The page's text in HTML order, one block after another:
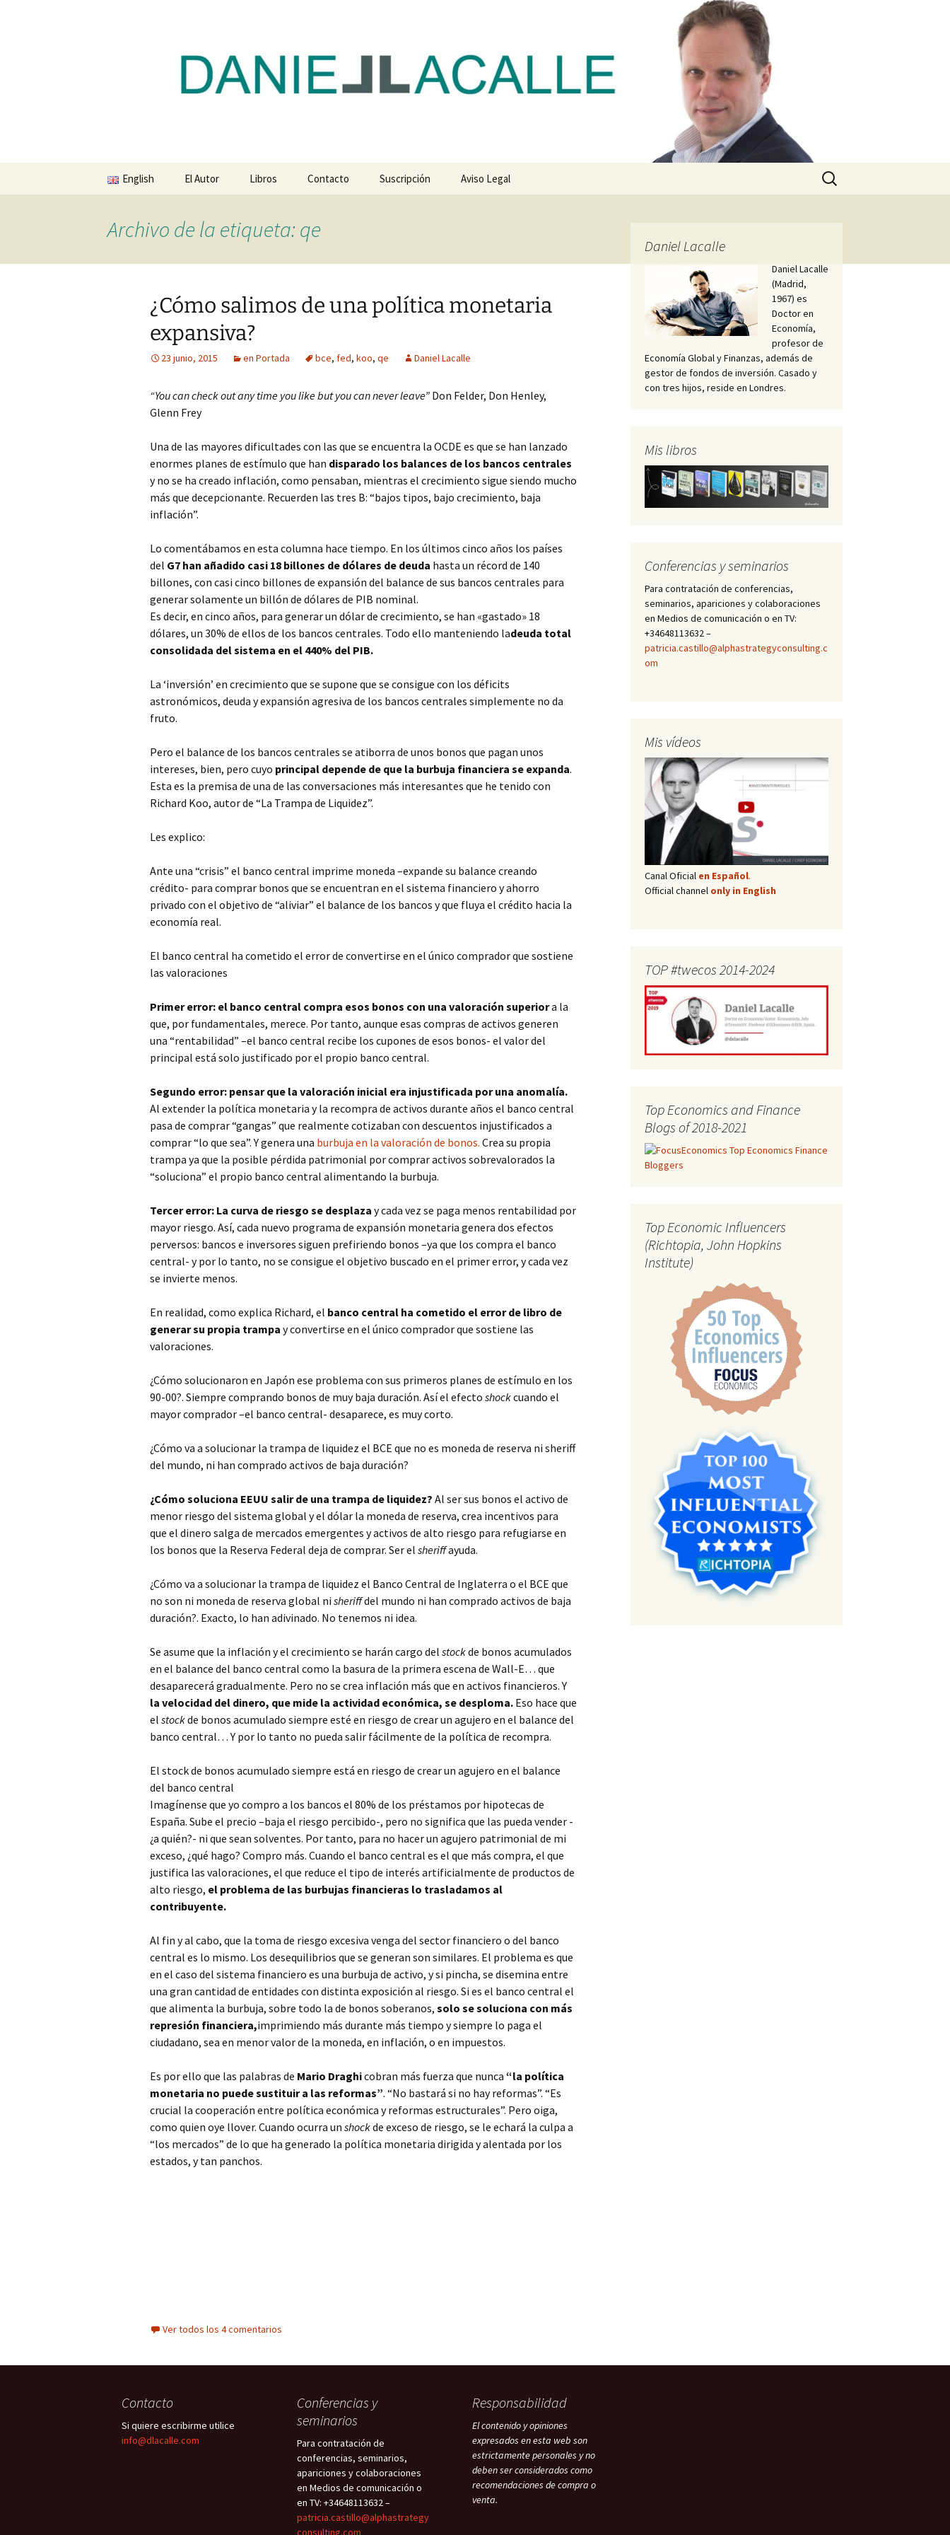
dlacalle.com
English El Autor Libros Contacto Suscripción Aviso Legal
Buscar:
Archivo de la etiqueta: qe
¿Cómo salimos de una política monetaria
expansiva?
23 junio, 2015 en Portada bce, fed, koo, qe Daniel Lacalle
“You can check out any time you like but you can never leave” Don Felder, Don Henley,
Glenn Frey
Una de las mayores dificultades con las que se encuentra la OCDE es que se han lanzado
enormes planes de estímulo que han disparado los balances de los bancos centrales
y no se ha creado inflación, como pensaban, mientras el crecimiento sigue siendo mucho
más que decepcionante. Recuerden las tres B: “bajos tipos, bajo crecimiento, baja
inflación”.
Lo comentábamos en esta columna hace tiempo. En los últimos cinco años los países
del G7 han añadido casi 18 billones de dólares de deuda hasta un récord de 140
billones, con casi cinco billones de expansión del balance de sus bancos centrales para
generar solamente un billón de dólares de PIB nominal.
Es decir, en cinco años, para generar un dólar de crecimiento, se han «gastado» 18
dólares, un 30% de ellos de los bancos centrales. Todo ello manteniendo ladeuda total
consolidada del sistema en el 440% del PIB.
La ‘inversión’ en crecimiento que se supone que se consigue con los déficits
astronómicos, deuda y expansión agresiva de los bancos centrales simplemente no da
fruto.
Pero el balance de los bancos centrales se atiborra de unos bonos que pagan unos
intereses, bien, pero cuyo principal depende de que la burbuja financiera se expanda.
Esta es la premisa de una de las conversaciones más interesantes que he tenido con
Richard Koo, autor de “La Trampa de Liquidez”.
Les explico:
Ante una “crisis” el banco central imprime moneda –expande su balance creando
crédito- para comprar bonos que se encuentran en el sistema financiero y ahorro
privado con el objetivo de “aliviar” el balance de los bancos y que fluya el crédito hacia la
economía real.
El banco central ha cometido el error de convertirse en el único comprador que sostiene
las valoraciones
Primer error: el banco central compra esos bonos con una valoración superiora la
que, por fundamentales, merece. Por tanto, aunque esas compras de activos generen
una “rentabilidad” –el banco central recibe los cupones de esos bonos- el valor del
principal está solo justificado por el propio banco central.
Segundo error: pensar que la valoración inicial era injustificada por una anomalía.
Al extender la política monetaria y la recompra de activos durante años el banco central
pasa de comprar “gangas” que realmente cotizaban con descuentos injustificados a
comprar “lo que sea”. Y genera una burbuja en la valoración de bonos. Crea su propia
trampa ya que la posible pérdida patrimonial por comprar activos sobrevalorados la
“soluciona” el propio banco central alimentando la burbuja.
Tercer error: La curva de riesgo se desplaza y cada vez se paga menos rentabilidad por
mayor riesgo. Así, cada nuevo programa de expansión monetaria genera dos efectos
perversos: bancos e inversores siguen prefiriendo bonos –ya que los compra el banco
central- y por lo tanto, no se consigue el objetivo buscado en el primer error, y cada vez
se invierte menos.
En realidad, como explica Richard, el banco central ha cometido el error de libro de
generar su propia trampa y convertirse en el único comprador que sostiene las
valoraciones.
¿Cómo solucionaron en Japón ese problema con sus primeros planes de estímulo en los
90-00?. Siempre comprando bonos de muy baja duración. Así el efecto shockcuando el
mayor comprador –el banco central- desaparece, es muy corto.
¿Cómo va a solucionar la trampa de liquidez el BCE que no es moneda de reserva ni sheriff
del mundo, ni han comprado activos de baja duración?
¿Cómo soluciona EEUU salir de una trampa de liquidez? Al ser sus bonos el activo de
menor riesgo del sistema global y el dólar la moneda de reserva, crea incentivos para
que el dinero salga de mercados emergentes y activos de alto riesgo para refugiarse en
los bonos que la Reserva Federal deja de comprar. Ser el sheriffayuda.
¿Cómo va a solucionar la trampa de liquidez el Banco Central de Inglaterra o el BCE que
no son ni moneda de reserva global ni sheriffdel mundo ni han comprado activos de baja
duración?. Exacto, lo han adivinado. No tenemos ni idea.
Se asume que la inflación y el crecimiento se harán cargo del stockde bonos acumulados
en el balance del banco central como la basura de la primera escena de Wall-E… que
desaparecerá gradualmente. Pero no se crea inflación más que en activos financieros. Y
la velocidad del dinero, que mide la actividad económica, se desploma. Eso hace que
el stockde bonos acumulado siempre esté en riesgo de crear un agujero en el balance del
banco central… Y por lo tanto no pueda salir fácilmente de la política de recompra.
El stock de bonos acumulado siempre está en riesgo de crear un agujero en el balance
del banco central
Imagínense que yo compro a los bancos el 80% de los préstamos por hipotecas de
España. Sube el precio –baja el riesgo percibido-, pero no significa que las pueda vender -
¿a quién?- ni que sean solventes. Por tanto, para no hacer un agujero patrimonial de mi
exceso, ¿qué hago? Compro más. Cuando el banco central es el que más compra, el que
justifica las valoraciones, el que reduce el tipo de interés artificialmente de productos de
alto riesgo, el problema de las burbujas financieras lo trasladamos al
contribuyente.
Al fin y al cabo, que la toma de riesgo excesiva venga del sector financiero o del banco
central es lo mismo. Los desequilibrios que se generan son similares. El problema es que
en el caso del sistema financiero es una burbuja de activo, y si pincha, se disemina entre
una gran cantidad de entidades con distinta exposición al riesgo. Si es el banco central el
que alimenta la burbuja, sobre todo la de bonos soberanos, solo se soluciona con más
represión financiera,imprimiendo más durante más tiempo y siempre lo paga el
ciudadano, sea en menor valor de la moneda, en inflación, o en impuestos.
Es por ello que las palabras de Mario Draghicobran más fuerza que nunca “la política
monetaria no puede sustituir a las reformas”. “No bastará si no hay reformas”. “Es
crucial la cooperación entre política económica y reformas estructurales”. Pero oiga,
como quien oye llover. Cuando ocurra un shockde exceso de riesgo, se le echará la culpa a
“los mercados” de lo que ha generado la política monetaria dirigida y alentada por los
estados, y tan panchos.
Ver todos los 4 comentarios
Daniel Lacalle
Daniel Lacalle
(Madrid,
1967) es
Doctor en
Economía,
profesor de
Economía Global y Finanzas, además de
gestor de fondos de inversión. Casado y
con tres hijos, reside en Londres.
Mis libros
Conferencias y seminarios
Para contratación de conferencias,
seminarios, apariciones y colaboraciones
en Medios de comunicación o en TV:
+34648113632 –
patricia.castillo@alphastrategyconsulting.c
om
Mis vídeos
Canal Oficial en Español.
Official channel only in English
TOP #twecos 2014-2024
Top Economics and Finance
Blogs of 2018-2021
Top Economic Influencers
(Richtopia, John Hopkins
Institute)
Contacto
Si quiere escribirme utilice
info@dlacalle.com
Conferencias y
seminarios
Para contratación de
conferencias, seminarios,
apariciones y colaboraciones
en Medios de comunicación o
en TV: +34648113632 –
patricia.castillo@alphastrategy
consulting.com
Responsabilidad
El contenido y opiniones
expresados en esta web son
estrictamente personales y no
deben ser considerados como
recomendaciones de compra o
venta.